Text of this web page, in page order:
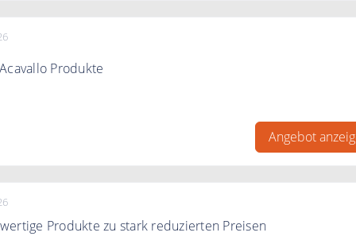
Produkte
Angebot
Produkte zu stark reduzierten Preisen